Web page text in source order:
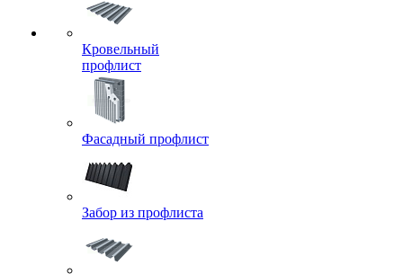
Кровельный
профлист
Фасадный профлист
Забор из профлиста